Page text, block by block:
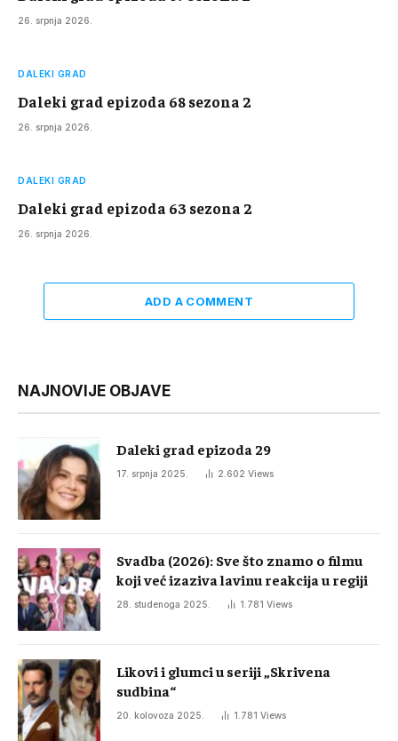
26. srpnja 2026.
DALEKI GRAD
Daleki grad epizoda 68 sezona 2
26. srpnja 2026.
DALEKI GRAD
Daleki grad epizoda 63 sezona 2
26. srpnja 2026.
ADD A COMMENT
NAJNOVIJE OBJAVE
Daleki grad epizoda 29
17. srpnja 2025. 2.602 Views
Svadba (2026): Sve što znamo o filmu
koji već izaziva lavinu reakcija u regiji
28. studenoga 2025. 1.781 Views
Likovi i glumci u seriji „Skrivena
sudbina“
20. kolovoza 2025. 1.781 Views